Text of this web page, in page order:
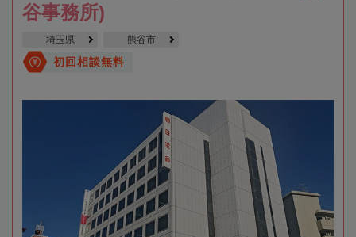
谷事務所)
埼玉県 熊谷市
初回相談無料